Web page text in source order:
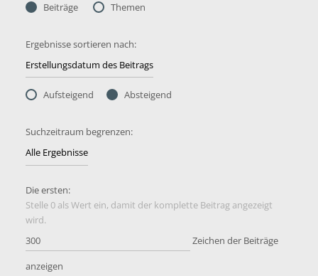
Beiträge
Themen
Ergebnisse sortieren nach:
Aufsteigend Absteigend
Suchzeitraum begrenzen:
Die ersten:
Stelle 0 als Wert ein, damit der komplette Beitrag angezeigt
wird.
Zeichen der Beiträge
anzeigen